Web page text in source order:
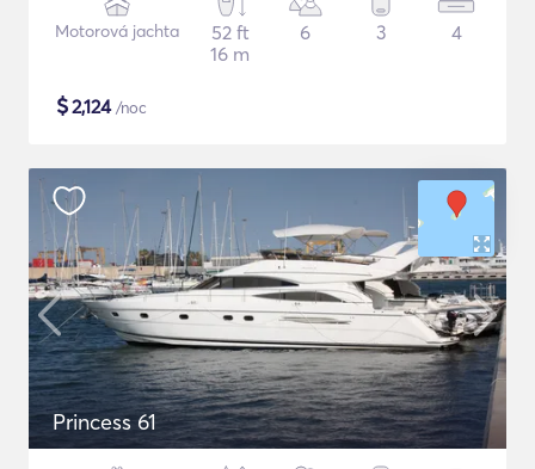
Motorová jachta
52 ft
16 m
6 3 4
$2,124/noc
Princess 61